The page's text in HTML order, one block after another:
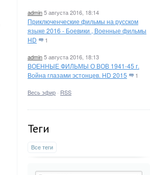
admin5 августа 2016, 18:14
Приключенческие фильмы на русском
языке 2016 - Боевики , Военные фильмы
HD
1
admin5 августа 2016, 18:13
ВОЕННЫЕ ФИЛЬМЫ О ВОВ 1941-45 г.
Война глазами эстонцев. HD 2015
1
Весь эфир · RSS
Теги
Все теги